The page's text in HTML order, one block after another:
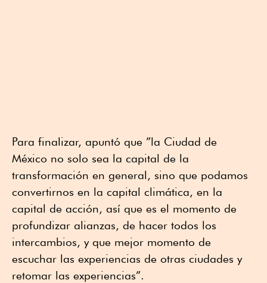
Para finalizar, apuntó que ”la Ciudad de
México no solo sea la capital de la
transformación en general, sino que podamos
convertirnos en la capital climática, en la
capital de acción, así que es el momento de
profundizar alianzas, de hacer todos los
intercambios, y que mejor momento de
escuchar las experiencias de otras ciudades y
retomar las experiencias”.